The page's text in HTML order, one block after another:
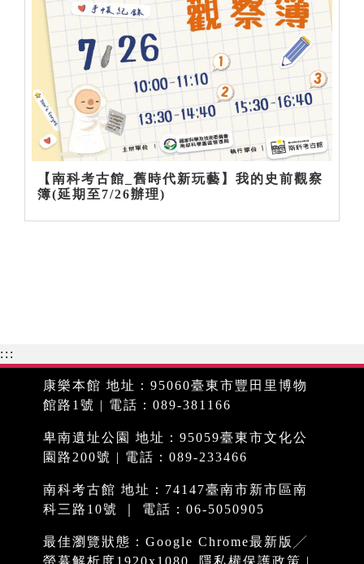
【南科考古館_舊時代新玩藝】我的史前觀察
簿(延期至7/26辦理)
:::
康樂本館 地址：95060臺東市豐田里博物
館路1號 | 電話：089-381166
卑南遺址公園 地址：95059臺東市文化公
園路200號 | 電話：089-233466
南科考古館 地址：74147臺南市新市區南
科三路10號 ｜ 電話：06-5050905
最佳瀏覽狀態：Google Chrome最新版╱